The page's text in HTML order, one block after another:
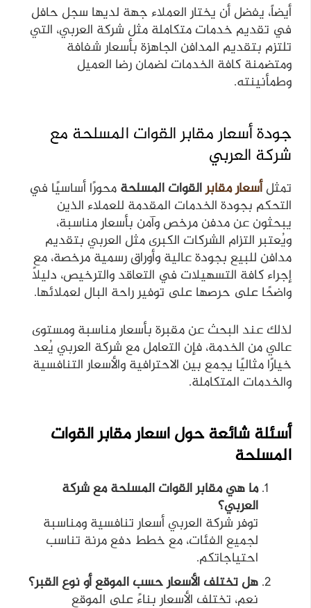
أيضاً، يفضل أن يختار العملاء جهة لديها سجل حافل
في تقديم خدمات متكاملة مثل شركة العربي، التي
تلتزم بتقديم المدافن الجاهزة بأسعار شفافة
ومتضمنة كافة الخدمات لضمان رضا العميل
وطمأنينته.
جودة أسعار مقابر القوات المسلحة مع
شركة العربي
تمثلأسعار مقابرالقوات المسلحةمحورًا أساسيًا في
التحكم بجودة الخدمات المقدمة للعملاء الذين
يبحثون عن مدفن مرخص وآمن بأسعار مناسبة،
ويُعتبر التزام الشركات الكبرى مثل العربي بتقديم
مدافن للبيع بجودة عالية وأوراق رسمية مرخصة، مع
إجراء كافة التسهيلات في التعاقد والترخيص، دليلاً
واضحًا على حرصها على توفير راحة البال لعملائها.
لذلك عند البحث عن مقبرة بأسعار مناسبة ومستوى
عالي من الخدمة، فإن التعامل مع شركة العربي يُعد
خيارًا مثاليًا يجمع بين الاحترافية والأسعار التنافسية
والخدمات المتكاملة.
أسئلة شائعة حول اسعار مقابر القوات
المسلحة
ما هي مقابر القوات المسلحة مع شركة
العربي؟
توفر شركة العربي أسعار تنافسية ومناسبة
لجميع الفئات، مع خطط دفع مرنة تناسب
احتياجاتكم.
هل تختلف الأسعار حسب الموقع أو نوع القبر؟
نعم، تختلف الأسعار بناءً على الموقع